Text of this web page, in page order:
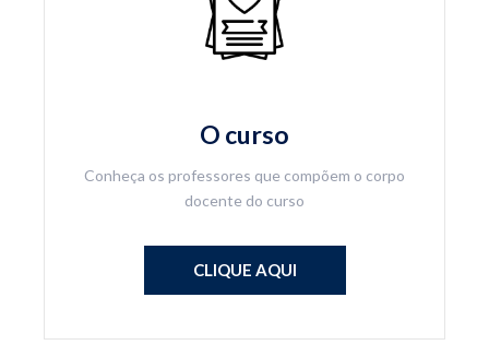
O curso
Conheça os professores que compõem o corpo
docente do curso
CLIQUE AQUI